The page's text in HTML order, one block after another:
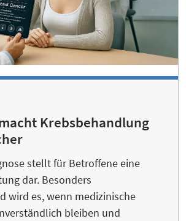
Krebsbehandlung
stellt für Betroffene eine
dar. Besonders
wird es, wenn medizinische
bleiben und